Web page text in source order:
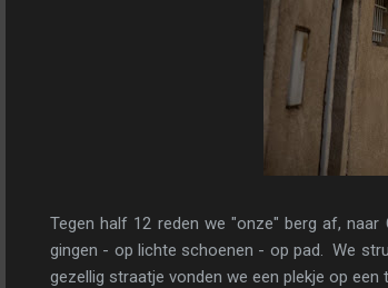
Tegen half 12 reden we "onze" berg af,
gingen - op lichte schoenen - op pad. We
gezellig straatje vonden we een plekje op